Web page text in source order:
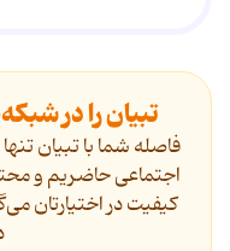
تبیان را در
فاصله شما با تبیان
اجتماعی حاضریم و
کیفیت در اختیارتان